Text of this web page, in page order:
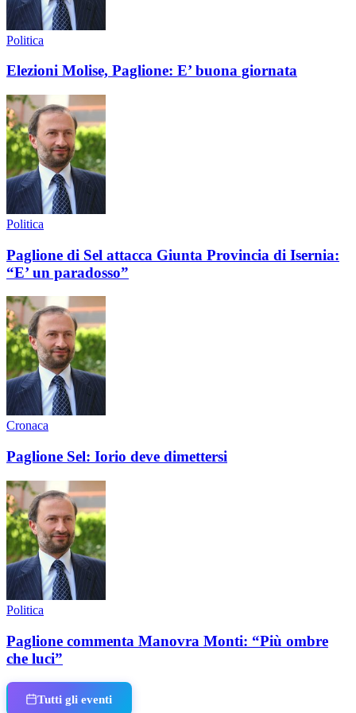
Politica
Elezioni Molise, Paglione: E’ buona giornata
Politica
Paglione di Sel attacca Giunta Provincia di Isernia:
“E’ un paradosso”
Cronaca
Paglione Sel: Iorio deve dimettersi
Politica
Paglione commenta Manovra Monti: “Più ombre
che luci”
Tutti gli eventi